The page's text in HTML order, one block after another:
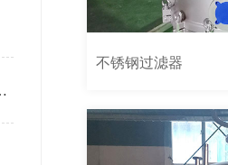
不锈钢过滤器